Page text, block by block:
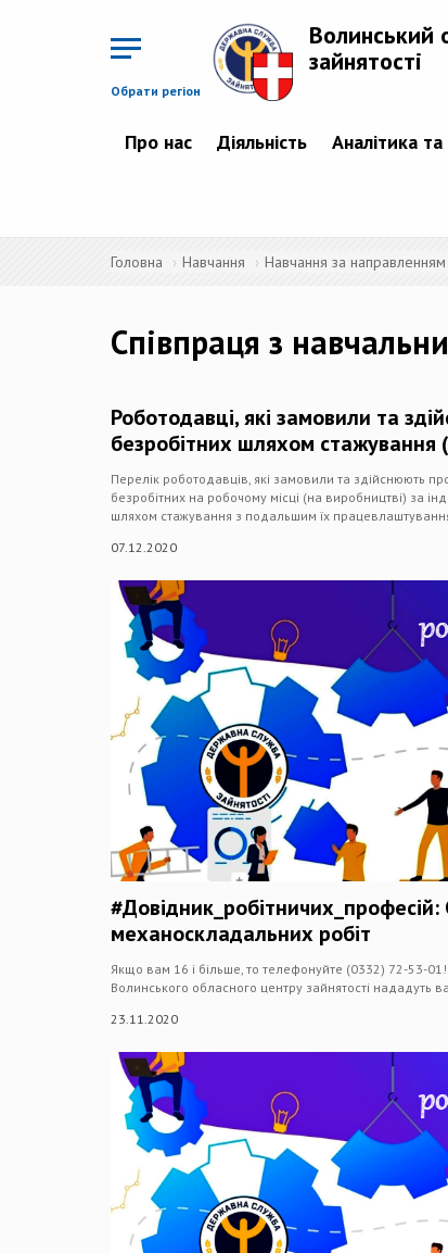
Обрати регіон
Волинський
зайнятості
Про нас Діяльність Аналітика
Головна Навчання Навчання за
Співпраця з
Роботодавці, які замовили та
безробітних шляхом стажування
Перелік роботодавців, які замовили та здійснюють
безробітних на робочому місці (на виробництві) за
шляхом стажування з подальшим їх
07.12.2020
#Довідник_робітничих_професій:
механоскладальних робіт
Якщо вам 16 і більше, то телефонуйте (0332) 72-53-01!
Волинського обласного центру зайнятості нададуть
23.11.2020